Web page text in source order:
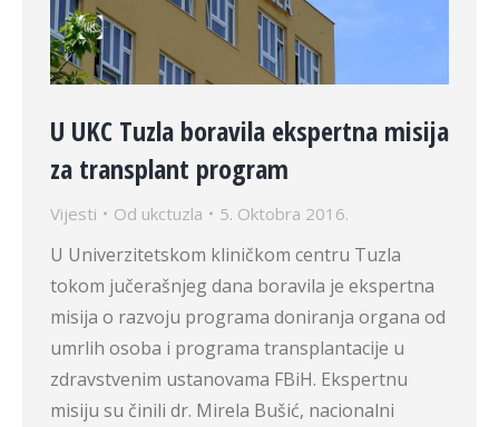
U UKC Tuzla boravila ekspertna misija
za transplant program
Vijesti Od ukctuzla 5. Oktobra 2016.
U Univerzitetskom kliničkom centru Tuzla
tokom jučerašnjeg dana boravila je ekspertna
misija o razvoju programa doniranja organa od
umrlih osoba i programa transplantacije u
zdravstvenim ustanovama FBiH. Ekspertnu
misiju su činili dr. Mirela Bušić, nacionalni